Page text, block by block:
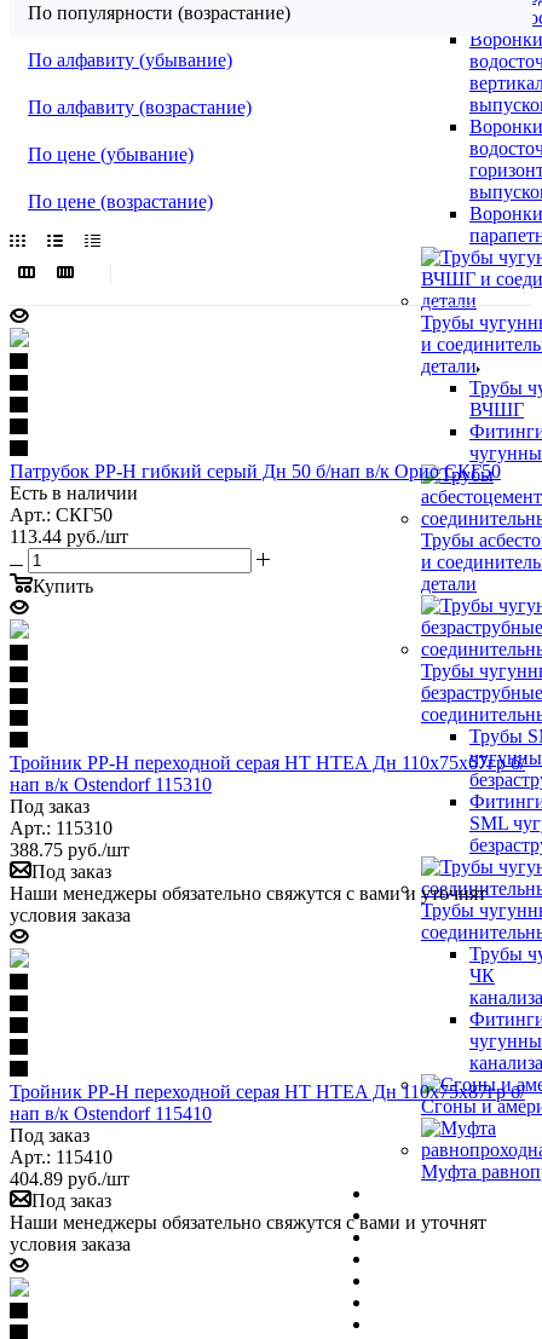
Воронки
Воронки
Воронки
Воронки
Трубы
и
детали
Трубы
ВЧШГ
Трубы
и
детали
Трубы
Трубы
SML
Трубы
Трубы
ЧК
Сгоны и
Муфта
По популярности (возрастание)
По алфавиту (убывание)
По алфавиту (возрастание)
По цене (убывание)
По цене (возрастание)
Патрубок PP-H гибкий серый Дн 50 б/нап в/к Орио СКГ50
Есть в наличии
Арт.: СКГ50
113.44 руб./шт
Купить
Тройник PP-H переходной серая HT HTEA Дн 110х75х67гр б/
нап в/к Ostendorf 115310
Под заказ
Арт.: 115310
388.75 руб./шт
Под заказ
Наши менеджеры обязательно свяжутся с вами и уточнят
условия заказа
Тройник PP-H переходной серая HT HTEA Дн 110х75х87гр б/
нап в/к Ostendorf 115410
Под заказ
Арт.: 115410
404.89 руб./шт
Под заказ
Наши менеджеры обязательно свяжутся с вами и уточнят
условия заказа